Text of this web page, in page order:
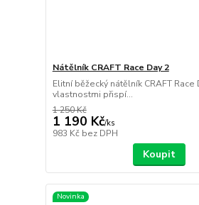
Nátělník CRAFT Race Day 2
Elitní běžecký nátělník CRAFT Race
vlastnostmi přispí...
1 250 Kč
1 190 Kč/ks
983 Kč bez DPH
Koupit
Novinka